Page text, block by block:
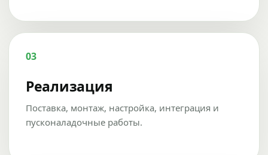
03
Реализация
Поставка, монтаж, настройка, интеграция и
пусконаладочные работы.